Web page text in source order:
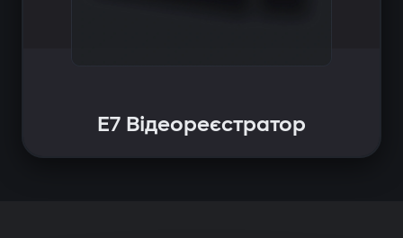
E7 Відеореєстратор